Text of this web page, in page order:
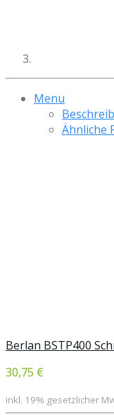
Menu
Ähnliche
Berlan BSTP400
30,75 €
inkl. 19% gesetzlicher